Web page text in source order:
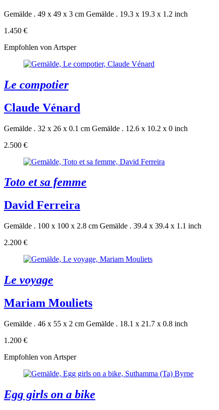
Gemälde . 49 x 49 x 3 cm Gemälde . 19.3 x 19.3 x 1.2 inch
1.450 €
Empfohlen von Artsper
Le compotier
Claude Vénard
Gemälde . 32 x 26 x 0.1 cm Gemälde . 12.6 x 10.2 x 0 inch
2.500 €
Toto et sa femme
David Ferreira
Gemälde . 100 x 100 x 2.8 cm Gemälde . 39.4 x 39.4 x 1.1 inch
2.200 €
Le voyage
Mariam Mouliets
Gemälde . 46 x 55 x 2 cm Gemälde . 18.1 x 21.7 x 0.8 inch
1.200 €
Empfohlen von Artsper
Egg girls on a bike